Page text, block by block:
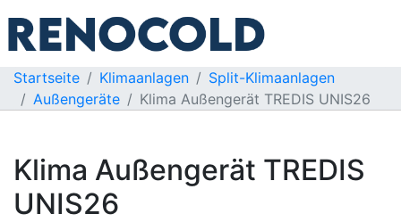
Startseite Klimaanlagen
Split-Klimaanlagen
Außengeräte
Klima Außengerät TREDIS UNIS26
Klima Außengerät TREDIS
UNIS26